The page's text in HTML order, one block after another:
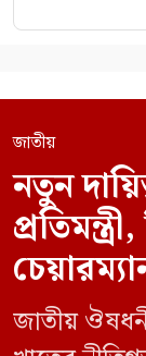
জাতীয়
নতুন
জাতীয়